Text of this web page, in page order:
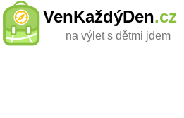
VenKaždýDen.cz
na výlet s dětmi jdem